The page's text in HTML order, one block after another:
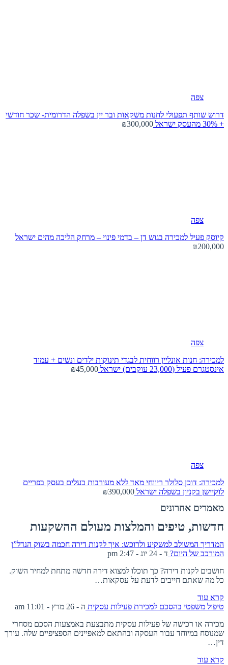
צפה
דרוש שותף תפעולי לחנות משקאות ובר יין בשפלה הדרומית- שכר חודשי
+ 30% מהעסק
ישראל ₪300,000
צפה
קיוסק פעיל למכירה בגוש דן – בדמי פינוי – מרחק הליכה מהים ישראל
₪200,000
צפה
למכירה: חנות אונליין רווחית לבגדי תינוקות ילדים ונשים + עמוד
אינסטגרם פעיל (23,000 עוקבים)
ישראל ₪45,000
צפה
למכירה: דוכן סלולר ריווחי מאד ללא מעורבות בעלים בעסק בפריים
לוקיישן בקניון בשפלה ישראל ₪390,000
מאמרים אחרונים
חדשות, טיפים והמלצות מעולם ההשקעות
המדריך המשולב למשקיע ולרוכש: איך לקנות דירה חכמה בשוק הנדל”ן
המורכב של היום? ד - 24 יונ - 2:47 pm
חושבים לקנות דירה? כך תוכלו למצוא דירה חדשה מתחת למחיר השוק.
כל מה שאתם חייבים לדעת על עסקאות…
קרא עוד
טיפול משפטי בהסכם למכירת פעילות עסקית ה - 26 מרץ - 11:01 am
מכירה או רכישה של פעילות עסקית מתבצעת באמצעות הסכם מסחרי
שמנוסח במיוחד עבור העסקה ובהתאם למאפיינים הספציפיים שלה. עורך
דין…
קרא עוד